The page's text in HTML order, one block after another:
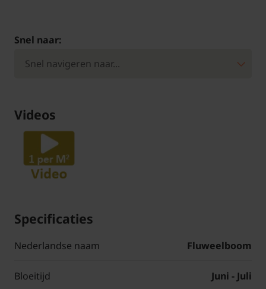
Snel naar:
Videos
Specificaties
Nederlandse naam Fluweelboom
Bloeitijd Juni - Juli